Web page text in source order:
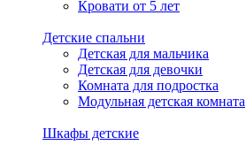
Кровати от 5 лет
Детские спальни
Детская для мальчика
Детская для девочки
Комната для подростка
Модульная детская комната
Шкафы детские